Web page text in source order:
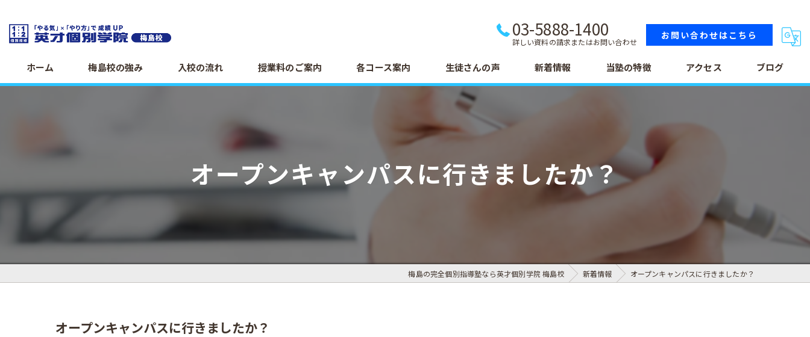
03-5888-1400
詳しい資料の請求またはお問い合わせ
お問い合わせはこちら
ホーム 梅島校の強み 入校の流れ 授業料のご案内 各コース案内 生徒さんの声 新着情報 当塾の特徴
高校生
テスト
アクセス ブログ
オープンキャンパスに行きましたか？
梅島の完全個別指導塾なら英才個別学院 梅島校 新着情報 オープンキャンパスに行きましたか？
オープンキャンパスに行きましたか？